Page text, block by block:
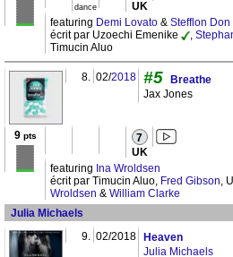
dance UK
featuring Demi Lovato & Stefflon Don
écrit par Uzoechi Emenike
,
Timucin Aluo
8. 02/2018 #5
Breathe
Jax Jones
9pts 7
UK
featuring Ina Wroldsen
écrit par Timucin Aluo, Fred Gibson,
Wroldsen & William Clarke
Julia Michaels
9. 02/2018
Heaven
Julia Michaels